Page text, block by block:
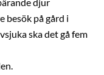
djur
besök på gård i
ska det gå fem